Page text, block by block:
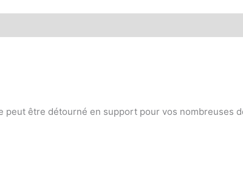
peut être détourné en support pour vos nombreuses